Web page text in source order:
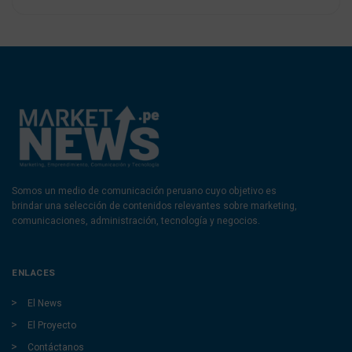
Somos un medio de comunicación peruano cuyo objetivo es
brindar una selección de contenidos relevantes sobre marketing,
comunicaciones, administración, tecnología y negocios.
ENLACES
El News
El Proyecto
Contáctanos